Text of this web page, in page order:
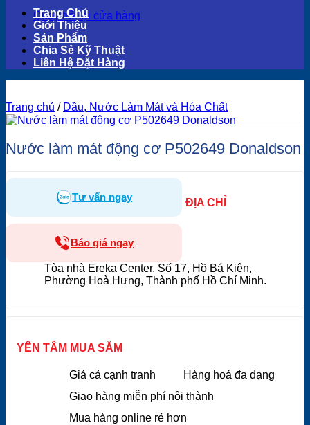
Quay trở lại cửa hàng
Trang Chủ
Giới Thiệu
Sản Phẩm
Chia Sẻ Kỹ Thuật
Liên Hệ Đặt Hàng
Trang chủ / Dầu, Nước Làm Mát và Hóa Chất
Nước làm mát động cơ P502649 Donaldson
Tư vấn ngay
Báo giá ngay
ĐỊA CHỈ
Tòa nhà Ereka Center, Số 17, Hồ Bá Kiện,
Phường Hoà Hưng, Thành phố Hồ Chí Minh.
YÊN TÂM MUA SẮM
Giá cả cạnh tranh
Hàng hoá đa dạng
Giao hàng miễn phí nội thành
Mua hàng online rẻ hơn